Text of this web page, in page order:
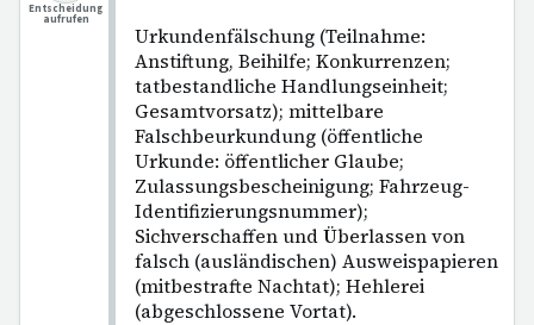
Urkundenfälschung (Teilnahme:
Anstiftung, Beihilfe; Konkurrenzen;
tatbestandliche Handlungseinheit;
Gesamtvorsatz); mittelbare
Falschbeurkundung (öffentliche
Urkunde: öffentlicher Glaube;
Zulassungsbescheinigung; Fahrzeug-
Identifizierungsnummer);
Sichverschaffen und Überlassen von
falsch (ausländischen) Ausweispapieren
(mitbestrafte Nachtat); Hehlerei
(abgeschlossene Vortat).
Entscheidung
aufrufen